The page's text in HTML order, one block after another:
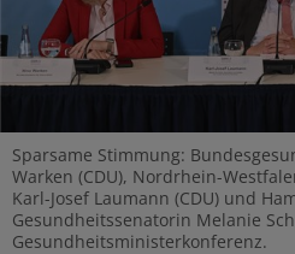
Sparsame Stimmung:
Warken (CDU), Nordrhein-
Karl-Josef Laumann (CDU) und
Gesundheitssenatorin Melanie
Gesundheitsministerkonferenz.